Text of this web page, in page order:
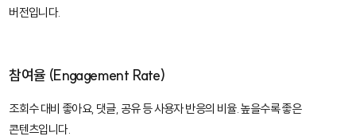
버전입니다.
참여율 (Engagement Rate)
조회수 대비 좋아요, 댓글, 공유 등 사용자 반응의 비율. 높을수록 좋은
콘텐츠입니다.